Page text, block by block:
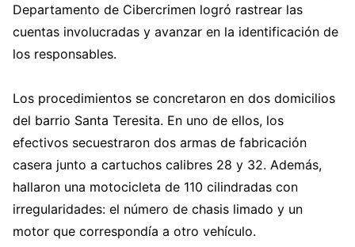
Departamento de Cibercrimen logró rastrear las
cuentas involucradas y avanzar en la identificación de
los responsables.
Los procedimientos se concretaron en dos domicilios
del barrio Santa Teresita. En uno de ellos, los
efectivos secuestraron dos armas de fabricación
casera junto a cartuchos calibres 28 y 32. Además,
hallaron una motocicleta de 110 cilindradas con
irregularidades: el número de chasis limado y un
motor que correspondía a otro vehículo.